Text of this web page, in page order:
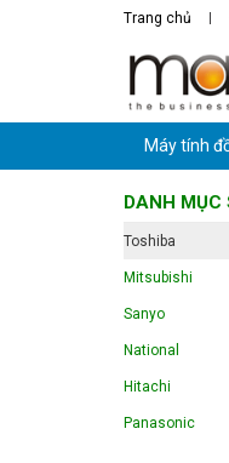
Trang chủ
Máy tính
DANH MỤC
Toshiba
Mitsubishi
Sanyo
National
Hitachi
Panasonic